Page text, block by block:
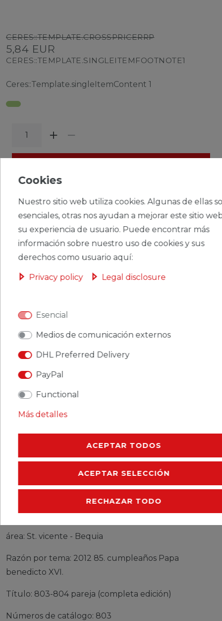
CERES::TEMPLATE.CROSSPRICERRP
5,84 EUR
CERES::TEMPLATE.SINGLEITEMFOOTNOTE1
Ceres::Template.singleItemContent 1
CERES::TEMPLATE.SINGLEITEMADDT
CERES::TEMPLATE.SINGLEITEMWISHLIST
Ceres::Template.singleItemFootnote1 Ceres::Template.singleItemInclVAT
Ceres::Template.singleItemExclusive
CERES::TEMPLATE.SINGLEITEMDESCRIPTION
CERES::TEMPLATE.SINGLEITEMMOREDETAILS
sellos St. vicente - Bequia 803-804 pareja (completa
edición) nuevo con goma original 2012 85.
cumpleaños Papa benedicto XVI.
Producto: sellos
área: St. vicente - Bequia
Razón por tema: 2012 85. cumpleaños Papa
benedicto XVI.
Título: 803-804 pareja (completa edición)
Números de catálogo: 803
Cookies
Nuestro sitio web utiliza cookies. Algunas de ellas
esenciales, otras nos ayudan a mejorar este sitio
su experiencia de usuario. Puede encontrar más
información sobre nuestro uso de cookies y sus
derechos como usuario aquí:
Privacy policy Legal disclosure
Esencial
Medios de comunicación externos
DHL Preferred Delivery
PayPal
Functional
Más detalles
ACEPTAR TODOS
ACEPTAR SELECCIÓN
RECHAZAR TODO